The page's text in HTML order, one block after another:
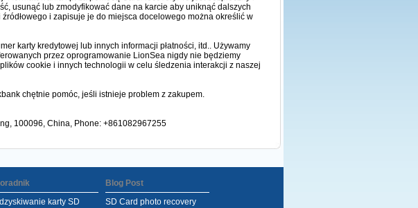
usunąć lub zmodyfikować dane na karcie aby uniknąć dalszych
i zapisuje je do miejsca docelowego można określić w
karty kredytowej lub innych informacji płatności, itd.. Używamy
przez oprogramowanie LionSea nigdy nie będziemy
cookie i innych technologii w celu śledzenia interakcji z naszej
chętnie pomóc, jeśli istnieje problem z zakupem.
100096, China, Phone: +861082967255
karty SD
Blog Post
SD Card photo recovery